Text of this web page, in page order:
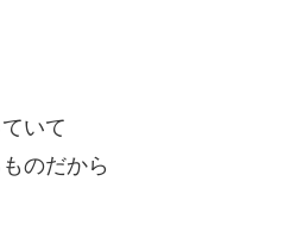
いて
のだから